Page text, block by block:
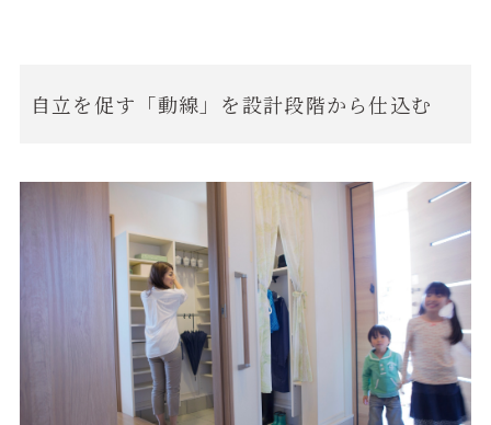
自立を促す「動線」を設計段階から仕込む